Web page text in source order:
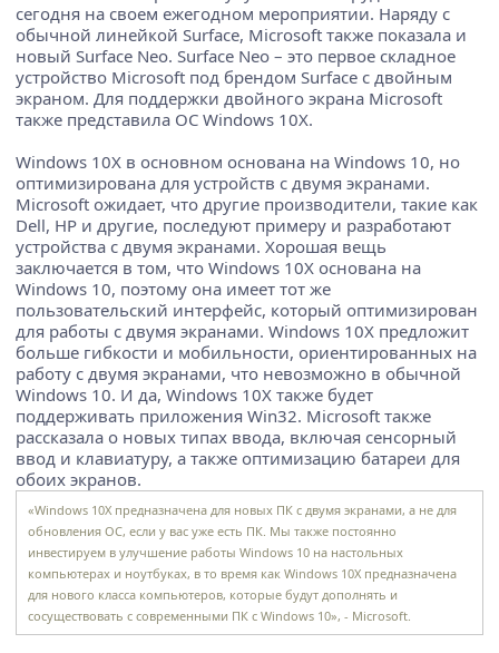
сегодня на своем ежегодном мероприятии. Наряду с
обычной линейкой Surface, Microsoft также показала и
новый Surface Neo. Surface Neo – это первое складное
устройство Microsoft под брендом Surface с двойным
экраном. Для поддержки двойного экрана Microsoft
также представила ОС Windows 10X.
Windows 10X в основном основана на Windows 10, но
оптимизирована для устройств с двумя экранами.
Microsoft ожидает, что другие производители, такие как
Dell, HP и другие, последуют примеру и разработают
устройства с двумя экранами. Хорошая вещь
заключается в том, что Windows 10X основана на
Windows 10, поэтому она имеет тот же
пользовательский интерфейс, который оптимизирован
для работы с двумя экранами. Windows 10X предложит
больше гибкости и мобильности, ориентированных на
работу с двумя экранами, что невозможно в обычной
Windows 10. И да, Windows 10X также будет
поддерживать приложения Win32. Microsoft также
рассказала о новых типах ввода, включая сенсорный
ввод и клавиатуру, а также оптимизацию батареи для
обоих экранов.
«Windows 10X предназначена для новых ПК с двумя экранами, а не для
обновления ОС, если у вас уже есть ПК. Мы также постоянно
инвестируем в улучшение работы Windows 10 на настольных
компьютерах и ноутбуках, в то время как Windows 10X предназначена
для нового класса компьютеров, которые будут дополнять и
сосуществовать с современными ПК с Windows 10», - Microsoft.